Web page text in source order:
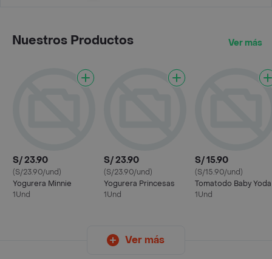
Nuestros Productos Ver más
S/ 23.90
(S/23.90/und)
Yogurera Minnie
1Und
S/ 23.90
(S/23.90/und)
Yogurera Princesas
1Und
S/ 15.90
(S/15.90/und)
Tomatodo Baby Yoda
1Und
Ver más